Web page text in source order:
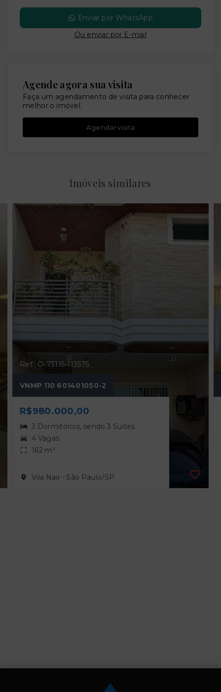
Enviar por WhatsApp
Ou enviar por E-mail
Agende agora sua visita
Faça um agendamento de visita para conhecer
melhor o imóvel.
Agendar visita
Imóveis similares
Ref.: O-73115-113575
VNMP 110 601401050-2
R$980.000,00
3 Dormitórios, sendo 3 Suítes
4 Vagas
162 m²
Vila Nair - São Paulo/SP